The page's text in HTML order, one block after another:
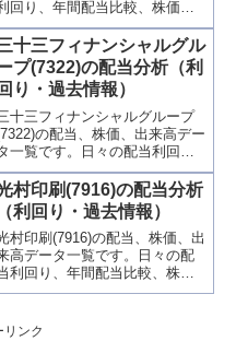
回り、年間配当比較、株価や
来高との関連、高額配当目的
買い時チャンスなど、表とグ
ラフでわかりやすく掲載、配当
利回りランキングも参考に！
十三フィナンシャルグル
プ(7322)の配当分析（利
回り・過去情報）
十三フィナンシャルグループ
の配当、株価、出来高デー
一覧です。日々の配当利回
、年間配当比較、株価や出来
との関連、高額配当目的の買
時チャンスなど、表とグラフ
でわかりやすく掲載、配当利回
ランキングも参考に！
村印刷(7916)の配当分析
（利回り・過去情報）
村印刷(7916)の配当、株価、出
高データ一覧です。日々の配
利回り、年間配当比較、株価
出来高との関連、高額配当目
ラフでわかりやすく掲載、配
当利回りランキングも参考に！
リンク